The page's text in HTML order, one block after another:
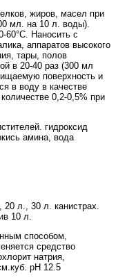
жиров, масел при
мл. на 10 л. воды).
60°С. Наносить с
аппаратов высокого
тары, полов
в 20-40 раз (300 мл
поверхность и
в воду в качестве
0,2-0,5% при
гидроксид
амина, вода
л., 30 л. канистрах.
10 л.
способом,
средство
натрия,
pH 12.5